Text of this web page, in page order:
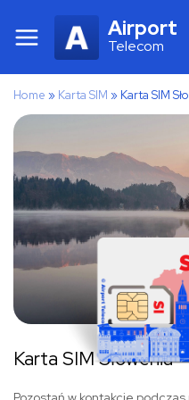
Airport
Telecom
Home » Karta SIM » Karta SIM
Karta SIM Słowenia